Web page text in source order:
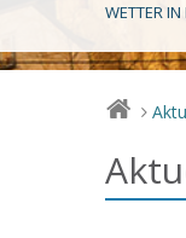
WETTER
>